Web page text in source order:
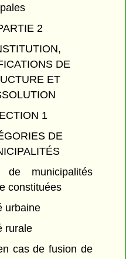
2
DE
ET
1
DE
de municipalités
constituées
urbaine
rurale
cas de fusion de